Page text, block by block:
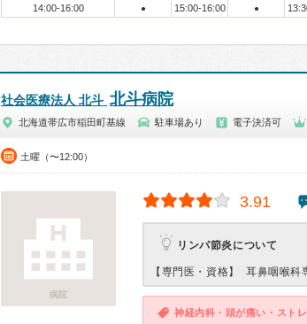
14:00-16:00 ● 15:00-16:00 ●
社会医療法人 北斗 北斗病院
北海道帯広市稲田町基線 駐車場あり 電子決済可
土曜（〜12:00）
病院
3.91
リンパ節炎について
【専門医・資格】 耳鼻咽喉科
神経内科・頭が痛い・スト